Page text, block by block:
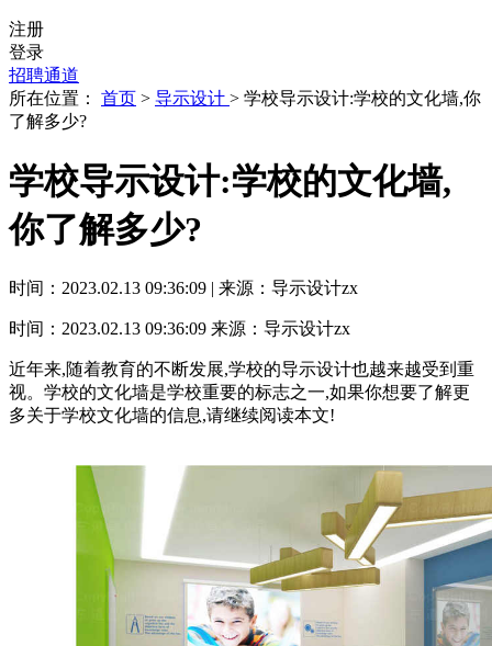
注册
登录
招聘通道
所在位置： 首页 > 导示设计 > 学校导示设计:学校的文化墙,你
了解多少?
学校导示设计:学校的文化墙,
你了解多少?
时间：2023.02.13 09:36:09 | 来源：导示设计zx
时间：2023.02.13 09:36:09 来源：导示设计zx
近年来,随着教育的不断发展,学校的导示设计也越来越受到重
视。学校的文化墙是学校重要的标志之一,如果你想要了解更
多关于学校文化墙的信息,请继续阅读本文!